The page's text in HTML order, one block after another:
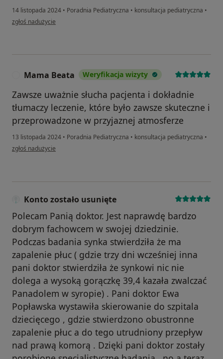
14 listopada 2024 • Poradnia Pediatryczna • konsultacja pediatryczna •
w opinii użytkownika Monika
zgłoś nadużycie
Mama Beata Weryfikacja wizyty
Zawsze uważnie słucha pacjenta i dokładnie
tłumaczy leczenie, które było zawsze skuteczne i
przeprowadzone w przyjaznej atmosferze
13 listopada 2024 • Poradnia Pediatryczna • konsultacja pediatryczna •
w opinii użytkownika Mama Beata
zgłoś nadużycie
Konto zostało usunięte
Polecam Panią doktor. Jest naprawdę bardzo
dobrym fachowcem w swojej dziedzinie.
Podczas badania synka stwierdziła że ma
zapalenie płuc ( gdzie trzy dni wcześniej inna
pani doktor stwierdziła że synkowi nic nie
dolega a wysoką gorączkę 39,4 kazała zwalczać
Panadolem w syropie) . Pani doktor Ewa
Popławska wystawiła skierowanie do szpitala
dziecięcego , gdzie stwierdzono obustronne
zapalenie płuc a do tego utrudniony przepływ
nad prawą komorą . Dzięki pani doktor zostały